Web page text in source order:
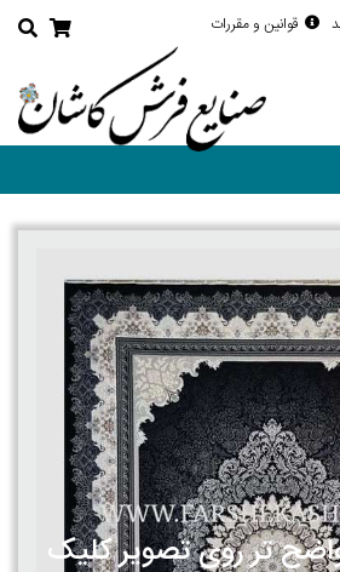
قوانین و مقررات
تر روی تصویر کلیک